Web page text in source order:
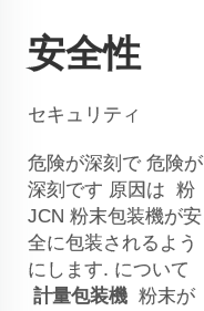
安全性
セキュリティ
危険が深刻で 危険が
深刻です 原因は 粉
JCN 粉末包装機が安
全に包装されるよう
にします. について
計量包装機 粉末が